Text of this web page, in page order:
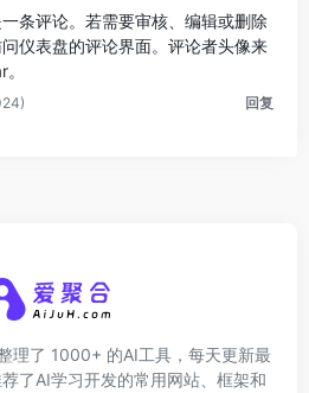
条评论。若需要审核、编辑或删除
仪表盘的评论界面。评论者头像来
。
回复
理了 1000+ 的AI工具，每天更新最
了AI学习开发的常用网站、框架和